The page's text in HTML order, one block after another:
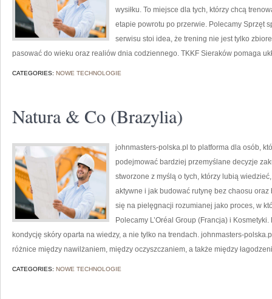
wysiłku. To miejsce dla tych, którzy chcą
etapie powrotu po przerwie. Polecamy Sprzęt
serwisu stoi idea, że trening nie jest tylko
pasować do wieku oraz realiów dnia codziennego. TKKF Sieraków pomaga
CATEGORIES: NOWE TECHNOLOGIE
Natura & Co (Brazylia)
johnmasters-polska.pl to platforma dla osób,
podejmować bardziej przemyślane decyzje
stworzone z myślą o tych, którzy lubią
aktywne i jak budować rutynę bez chaosu
się na pielęgnacji rozumianej jako proces, w
Polecamy L’Oréal Group (Francja) i
kondycję skóry oparta na wiedzy, a nie tylko na trendach. johnmasters-
różnice między nawilżaniem, między oczyszczaniem, a także między
CATEGORIES: NOWE TECHNOLOGIE